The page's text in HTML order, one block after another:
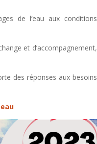
de l’eau aux conditions
et d’accompagnement,
des réponses aux besoins